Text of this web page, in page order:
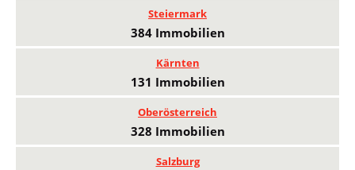
Steiermark
384 Immobilien
Kärnten
131 Immobilien
Oberösterreich
328 Immobilien
Salzburg